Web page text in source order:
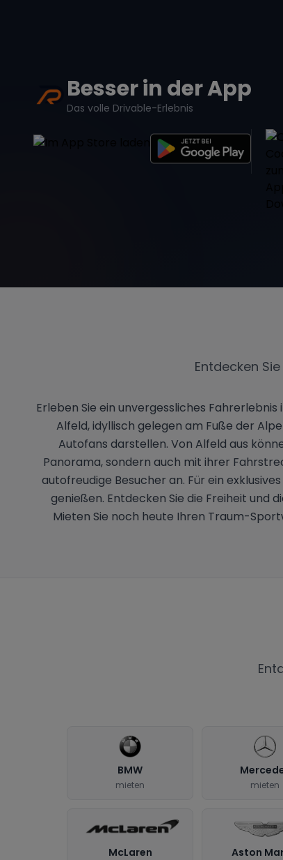
Besser in der App
Das volle Drivable-Erlebnis
Entdecken
Erleben Sie ein unvergessliches
Alfeld, idyllisch gelegen am Fuße der
Autofans darstellen. Von Alfeld aus
Panorama, sondern auch mit ihrer
autofreudige Besucher an. Für ein
genießen. Entdecken Sie die Freiheit und
Mieten Sie noch heute Ihren Traum-
BMW
mieten mieten
McLaren Aston